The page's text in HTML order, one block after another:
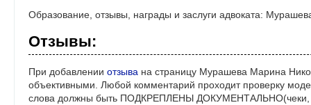
Образование, отзывы, награды и заслуги адвоката:
Отзывы:
При добавлении отзыва на страницу Мурашева Марина
объективными. Любой комментарий проходит проверку
слова должны быть ПОДКРЕПЛЕНЫ ДОКУМЕНТАЛЬНО(чеки,